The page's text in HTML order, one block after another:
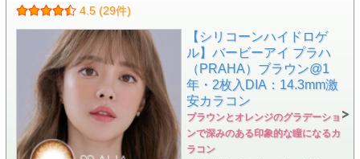
4.5 (29件)
【シリコーンハイドロゲ
ル】バービーアイ プラハ
（PRAHA）ブラウン@1
年・2枚入DIA：14.3mm激
安カラコン
ブラウンとオレンジのグラデーショ
ンで深みのある印象的な瞳になるカ
ラコン